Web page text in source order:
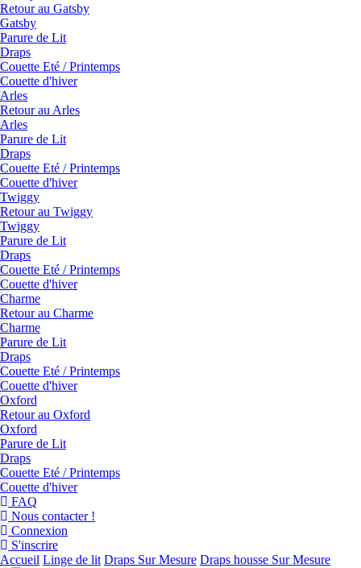
Retour au Gatsby
Gatsby
Parure de Lit
Draps
Couette Eté / Printemps
Couette d'hiver
Arles
Retour au Arles
Arles
Parure de Lit
Draps
Couette Eté / Printemps
Couette d'hiver
Twiggy
Retour au Twiggy
Twiggy
Parure de Lit
Draps
Couette Eté / Printemps
Couette d'hiver
Charme
Retour au Charme
Charme
Parure de Lit
Draps
Couette Eté / Printemps
Couette d'hiver
Oxford
Retour au Oxford
Oxford
Parure de Lit
Draps
Couette Eté / Printemps
Couette d'hiver
FAQ
Nous contacter !
Connexion
S'inscrire
Accueil Linge de lit Draps Sur Mesure Draps housse Sur Mesure